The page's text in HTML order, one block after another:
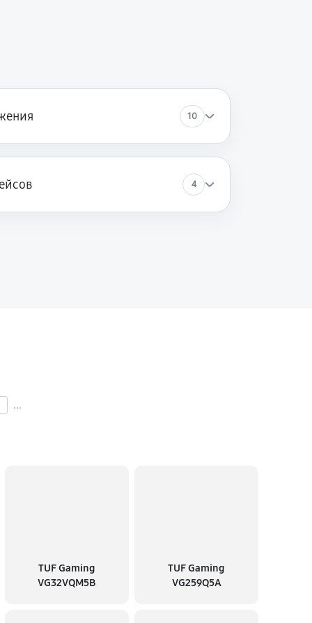
10
4
...
TUF Gaming
VG32VQM5B
TUF Gaming
VG259Q5A